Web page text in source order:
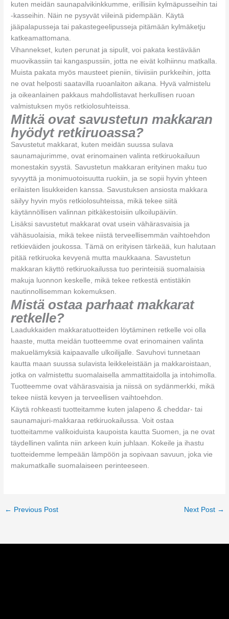
kuten meidän saunapalvikinkkumme, erillisiin kylmäpusseihin tai
-kasseihin. Näin ne pysyvät viileinä pidempään. Käytä
jääpalapusseja tai pakastegeelipusseja pitämään kylmäketju
katkeamattomana.
Vihannekset, kuten perunat ja sipulit, voi pakata kestävään
muovikassiin tai kangaspussiin, jotta ne eivät kolhiinnu matkalla.
Muista pakata myös mausteet pieniin, tiiviisiin purkkeihin, jotta
ne ovat helposti saatavilla ruoanlaiton aikana. Hyvä valmistelu
ja oikeanlainen pakkaus mahdollistavat herkullisen ruoan
valmistuksen myös retkiolosuhteissa.
Mitkä ovat savustetun makkaran
hyödyt retkiruoassa?
Savustetut makkarat, kuten meidän suussa sulava
saunamajurimme, ovat erinomainen valinta retkiruokailuun
monestakin syystä. Savustetun makkaran erityinen maku tuo
syvyyttä ja monimuotoisuutta ruokiin, ja se sopii hyvin yhteen
erilaisten lisukkeiden kanssa. Savustuksen ansiosta makkara
säilyy hyvin myös retkiolosuhteissa, mikä tekee siitä
käytännöllisen valinnan pitkäkestoisiin ulkoilupäiviin.
Lisäksi savustetut makkarat ovat usein vähärasvaisia ja
vähäsuolaisia, mikä tekee niistä terveellisemmän vaihtoehdon
retkieväiden joukossa. Tämä on erityisen tärkeää, kun halutaan
pitää retkiruoka kevyenä mutta maukkaana. Savustetun
makkaran käyttö retkiruokailussa tuo perinteisiä suomalaisia
makuja luonnon keskelle, mikä tekee retkestä entistäkin
nautinnollisemman kokemuksen.
Mistä ostaa parhaat makkarat
retkelle?
Laadukkaiden makkaratuotteiden löytäminen retkelle voi olla
haaste, mutta meidän tuotteemme ovat erinomainen valinta
makuelämyksiä kaipaavalle ulkoilijalle. Savuhovi tunnetaan
kautta maan suussa sulavista leikkeleistään ja makkaroistaan,
jotka on valmistettu suomalaisella ammattitaidolla ja intohimolla.
Tuotteemme ovat vähärasvaisia ja niissä on sydänmerkki, mikä
tekee niistä kevyen ja terveellisen vaihtoehdon.
Käytä rohkeasti tuotteitamme kuten jalapeno & cheddar- tai
saunamajuri-makkaraa retkiruokailussa. Voit ostaa
tuotteitamme valikoiduista kaupoista kautta Suomen, ja ne ovat
täydellinen valinta niin arkeen kuin juhlaan. Kokeile ja ihastu
tuotteidemme lempeään lämpöön ja sopivaan savuun, joka vie
makumatkalle suomalaiseen perinteeseen.
← Previous Post Next Post →